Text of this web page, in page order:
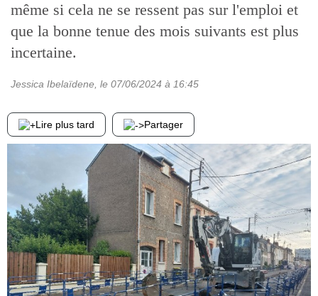
même si cela ne se ressent pas sur l'emploi et
que la bonne tenue des mois suivants est plus
incertaine.
Jessica Ibelaïdene , le 07/06/2024 à 16:45
Lire plus tard Partager